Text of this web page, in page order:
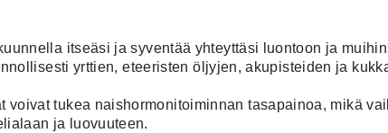
itseäsi ja syventää yhteyttäsi luontoon ja
yrttien, eteeristen öljyjen, akupisteiden ja
voivat tukea naishormonitoiminnan tasapainoa, mikä
ja luovuuteen.